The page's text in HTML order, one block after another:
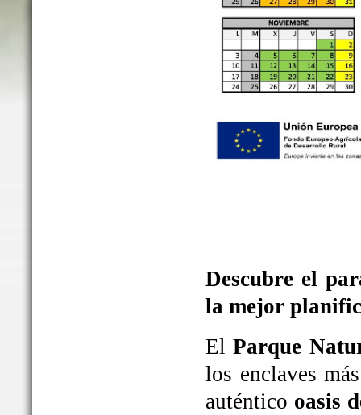
Descubre el
la mejor
ElParque
los enclaves
auténtico oasis